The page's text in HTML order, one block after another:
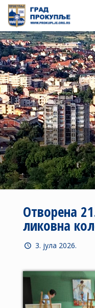
Отворена
ликовна
3. јула 2026.